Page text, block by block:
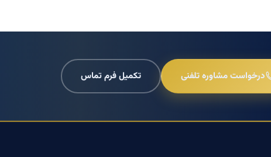
درخواست مشاوره تلفنی تکمیل فرم تماس